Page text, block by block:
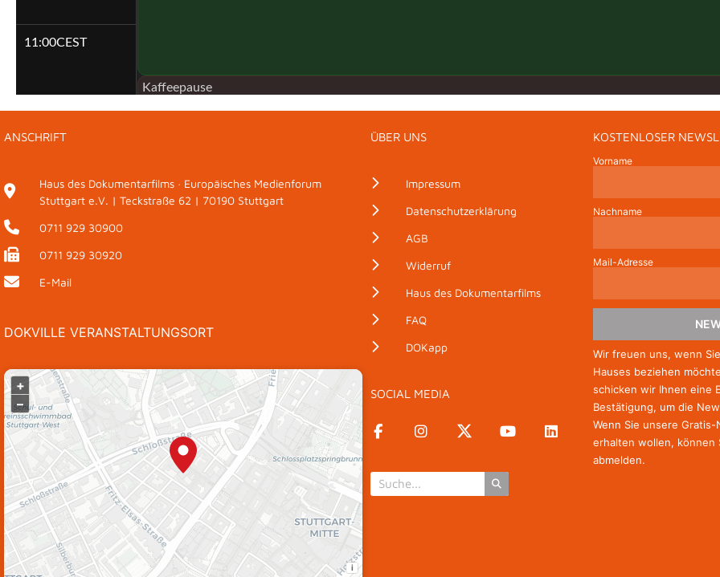
11:00CEST
CEST
Kaffeepause
GESPRÄCH: Demokratie unter Druck
11:45 - 12:15
CASE STUDY: Elon Musk Uncovered: Das Tesla-Experiment
12:45 - 13:30
Mittagspause
13:30 - 14:30
ANSCHRIFT
Haus des Dokumentarfilms · Europäisches Medienforum
Stuttgart e.V. | Teckstraße 62 | 70190 Stuttgart
0711 929 30900
0711 929 30920
E-Mail
DOKVILLE VERANSTALTUNGSORT
+
–
i
ÜBER UNS
Impressum
Datenschutzerklärung
AGB
Widerruf
Haus des Dokumentarfilms
FAQ
DOKapp
SOCIAL MEDIA
KOSTENLOSER
Vorname
Nachname
Mail-Adresse
Wir freuen uns, wenn
Hauses beziehen
schicken wir Ihnen eine
Bestätigung, um die
Wenn Sie unsere
erhalten wollen, können
abmelden.